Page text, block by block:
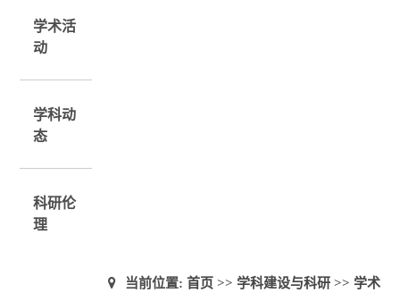
学术活
动
学科动
态
科研伦
理
当前位置: 首页 >> 学科建设与科研 >> 学术